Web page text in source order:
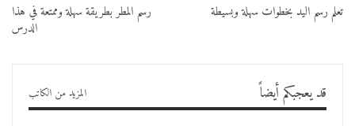
تعلم رسم اليد بخطوات سهلة وبسيطة رسم المطر بطريقة سهلة وممتعة في هذا
الدرس
قد يعجبكم أيضاً المزيد من الكاتب